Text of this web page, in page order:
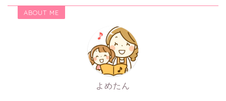
ABOUT ME
よめたん